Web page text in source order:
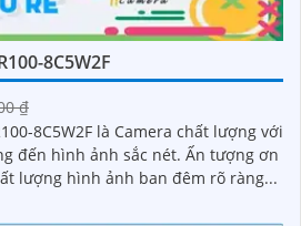
8C5W2F
₫
8C5W2F là Camera chất lượng với
ảnh sắc nét. Ấn tượng ơn
lượng hình ảnh ban đêm rõ ràng...